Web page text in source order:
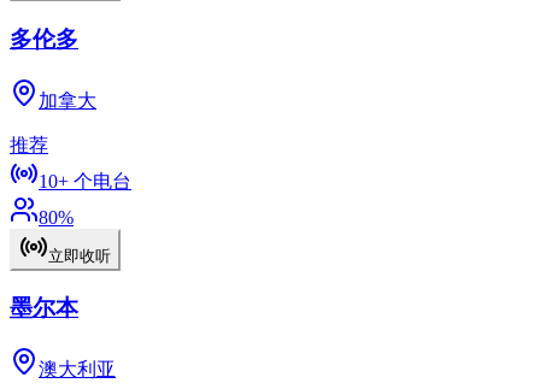
多伦多
加拿大
推荐
10+ 个电台
80%
立即收听
墨尔本
澳大利亚